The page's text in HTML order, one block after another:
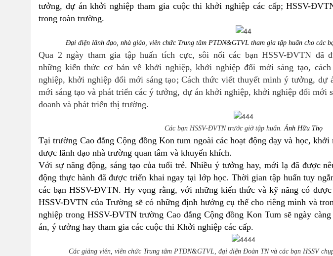
tưởng, dự án khởi nghiệp tham gia cuộc thi khởi nghiệp các cấp; HSSV-
trong toàn trường.
Đại diện lãnh đạo, nhà giáo, viên chức Trung tâm PTDN&GTVL tham gia tập huấn cho các
Qua 2 ngày tham gia tập huấn tích cực, sôi nổi các bạn HSSV-ĐVTN đã
những kiến thức cơ bản về khởi nghiệp, khởi nghiệp đổi mới sáng tạo,
nghiệp, khởi nghiệp đổi mới sáng tạo; Cách thức viết thuyết minh ý tưởng, dự
mới sáng tạo và phát triển các ý tưởng, dự án khởi nghiệp, khởi nghiệp đổi mới
doanh và phát triển thị trường.
Các bạn HSSV-ĐVTN trước giờ tập huấn. Ảnh Hữu Thọ
Tại trường Cao đẳng Cộng đồng Kon tum ngoài các hoạt động dạy và học,
được lãnh đạo nhà trường quan tâm và khuyến khích.
Với sự năng động, sáng tạo của tuổi trẻ. Nhiều ý tưởng hay, mới lạ đã được
động thực hành đã được triển khai ngay tại lớp học. Thời gian tập huấn tuy
các bạn HSSV-ĐVTN. Hy vọng rằng, với những kiến thức và kỹ năng có
HSSV-ĐVTN của Trường sẽ có những định hướng cụ thể cho riêng mình và
nghiệp trong HSSV-ĐVTN trường Cao đẳng Cộng đồng Kon Tum sẽ ngày
án, ý tưởng hay tham gia các cuộc thi Khởi nghiệp các cấp.
Các giảng viên, viên chức Trung tâm PTDN&GTVL, đại diện Đoàn TN và các bạn HSSV